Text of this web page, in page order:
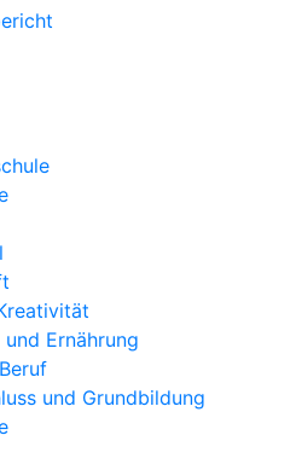
Ernährung
und Grundbildung